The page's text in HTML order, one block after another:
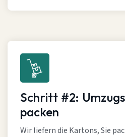
Schritt #2:
packen
Wir liefern die Kartons, Sie